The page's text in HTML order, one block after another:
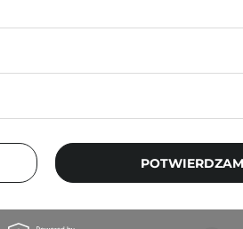
99,90 zł
Klienci,